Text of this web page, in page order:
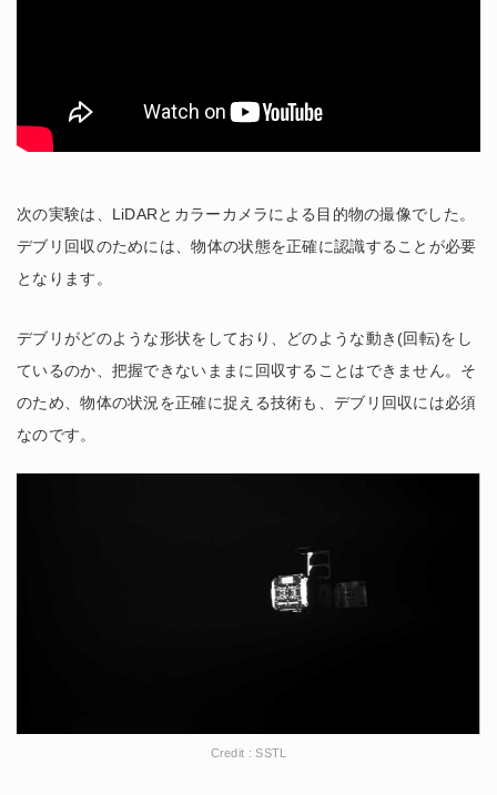
次の実験は、LiDARとカラーカメラによる目的物の撮像でした。
デブリ回収のためには、物体の状態を正確に認識することが必要
となります。
デブリがどのような形状をしており、どのような動き(回転)をし
ているのか、把握できないままに回収することはできません。そ
のため、物体の状況を正確に捉える技術も、デブリ回収には必須
なのです。
Credit : SSTL